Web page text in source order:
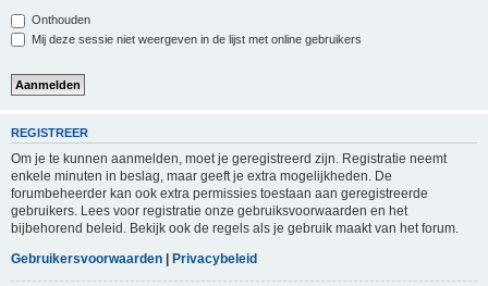
Onthouden
Mij deze sessie niet weergeven in de lijst met online gebruikers
REGISTREER
Om je te kunnen aanmelden, moet je geregistreerd zijn. Registratie neemt
enkele minuten in beslag, maar geeft je extra mogelijkheden. De
forumbeheerder kan ook extra permissies toestaan aan geregistreerde
gebruikers. Lees voor registratie onze gebruiksvoorwaarden en het
bijbehorend beleid. Bekijk ook de regels als je gebruik maakt van het forum.
Gebruikersvoorwaarden | Privacybeleid